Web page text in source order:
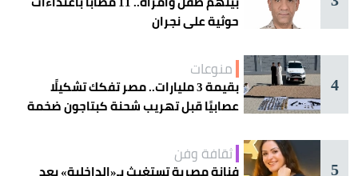
حوثية على نجران
4
منوعات
بقيمة 3 مليارات.. مصر تفكك تشكيلًا
عصابيًا قبل تهريب شحنة كبتاجون ضخمة
5
ثقافة وفن